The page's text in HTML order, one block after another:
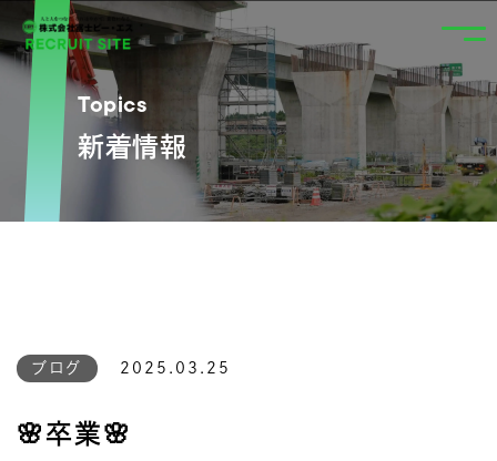
Topics
新着情報
ブログ 2025.03.25
🌸卒業🌸